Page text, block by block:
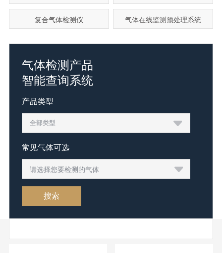
复合气体检测仪 气体在线监测预处理系统
气体检测产品
智能查询系统
产品类型
常见气体可选
请选择您要检测的气体
搜索